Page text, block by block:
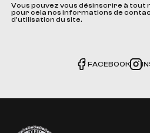
Vous pouvez vous désinscrire à
pour cela nos informations de
d'utilisation du site.
FACEBOOK
The Custom Corner